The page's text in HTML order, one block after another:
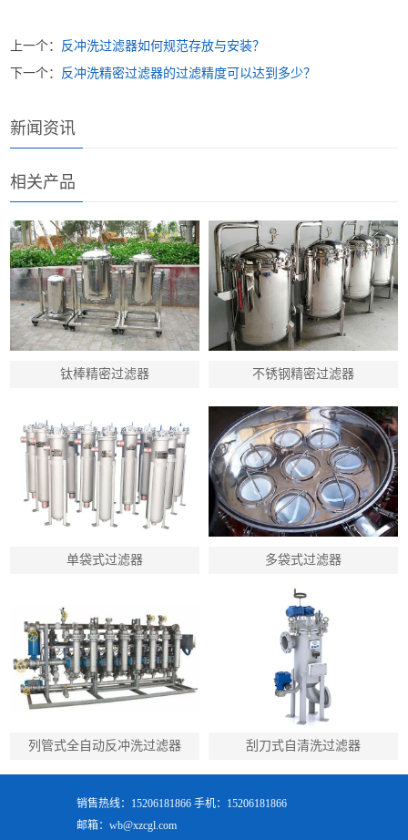
上一个： 反冲洗过滤器如何规范存放与安装？
下一个： 反冲洗精密过滤器的过滤精度可以达到多少？
新闻资讯
相关产品
钛棒精密过滤器 不锈钢精密过滤器
单袋式过滤器 多袋式过滤器
列管式全自动反冲洗过滤器 刮刀式自清洗过滤器
销售热线：15206181866 手机：15206181866
邮箱：wb@xzcgl.com